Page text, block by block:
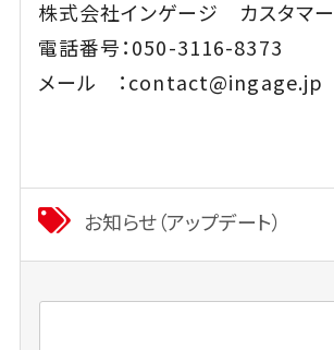
株式会社インゲージ カスタマ
電話番号：050-3116-8373
メール ：contact@ingage.jp
お知らせ（アップデート）